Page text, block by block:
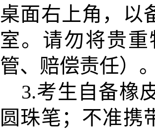
桌面右上角，以
室。请勿将贵
管、赔偿责任）。
3.考生自备橡
圆珠笔；不准携